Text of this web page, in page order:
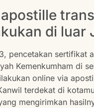
di luar
pencetakan sertifikat
Kemenkumham di
online via
terdekat di
mengirimkan